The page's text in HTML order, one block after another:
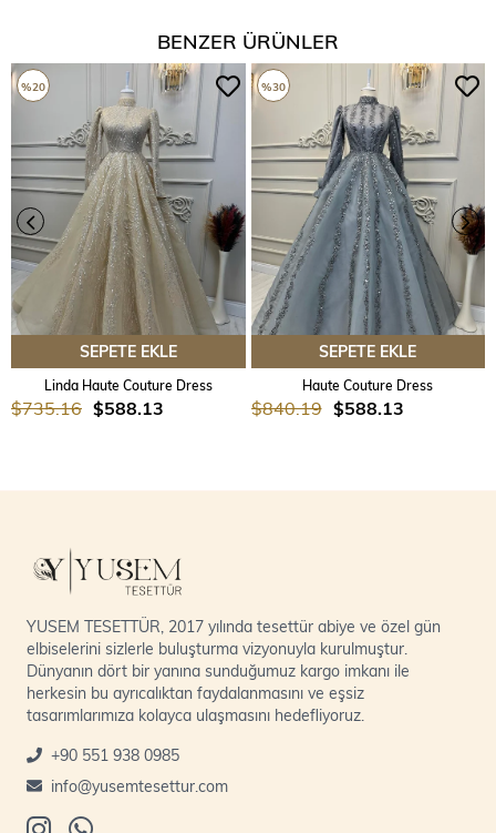
BENZER ÜRÜNLER
SEPETE EKLE
Linda Haute Couture Dress
$588.13
$735.16
%20
SEPETE EKLE
Haute Couture Dress
$588.13
$840.19
%30
YUSEM TESETTÜR, 2017 yılında tesettür abiye ve özel gün
elbiselerini sizlerle buluşturma vizyonuyla kurulmuştur.
Dünyanın dört bir yanına sunduğumuz kargo imkanı ile
herkesin bu ayrıcalıktan faydalanmasını ve eşsiz
tasarımlarımıza kolayca ulaşmasını hedefliyoruz.
+90 551 938 0985
info@yusemtesettur.com